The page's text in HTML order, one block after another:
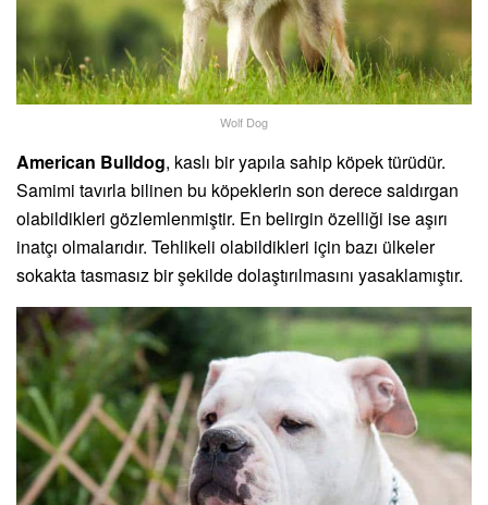
Wolf Dog
American Bulldog, kaslı bir yapıla sahip köpek türüdür.
Samimi tavırla bilinen bu köpeklerin son derece saldırgan
olabildikleri gözlemlenmiştir. En belirgin özelliği ise aşırı
inatçı olmalarıdır. Tehlikeli olabildikleri için bazı ülkeler
sokakta tasmasız bir şekilde dolaştırılmasını yasaklamıştır.